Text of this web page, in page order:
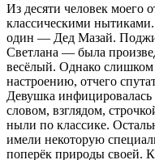
Из десяти человек моего
классическими
один — Дед Мазай.
Светлана — была
весёлый. Однако слишком
настроению, отчего
Девушка
словом, взглядом,
ныли по классике.
имели некоторую
поперёк природы своей.